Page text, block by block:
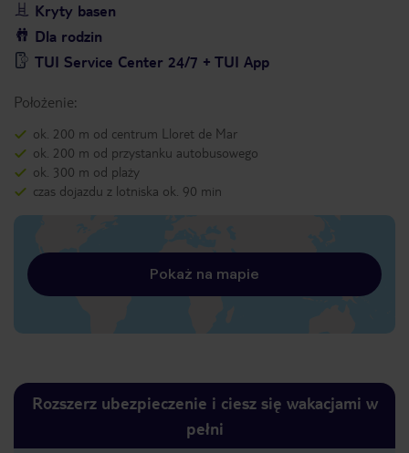
Kryty basen
Dla rodzin
TUI Service Center 24/7 + TUI App
Położenie:
ok. 200 m od centrum Lloret de Mar
ok. 200 m od przystanku autobusowego
ok. 300 m od plaży
czas dojazdu z lotniska ok. 90 min
Pokaż na mapie
Rozszerz ubezpieczenie i ciesz się wakacjami w
pełni